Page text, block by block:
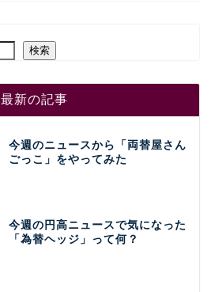
検索
最新の記事
今週のニュースから「両替屋さん
ごっこ」をやってみた
今週の円高ニュースで気になった
「為替ヘッジ」って何？